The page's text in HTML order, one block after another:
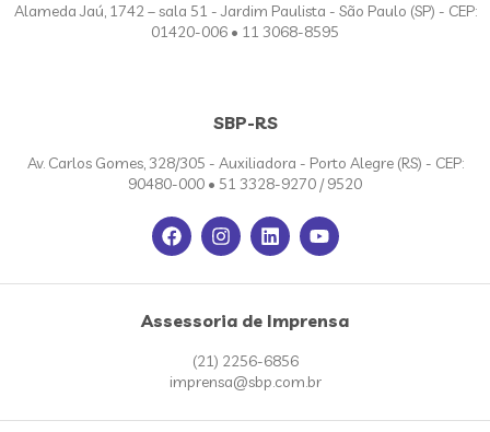
Alameda Jaú, 1742 – sala 51 - Jardim Paulista - São Paulo (SP) - CEP:
01420-006 • 11 3068-8595
SBP-RS
Av. Carlos Gomes, 328/305 - Auxiliadora - Porto Alegre (RS) - CEP:
90480-000 • 51 3328-9270 / 9520
Assessoria de Imprensa
(21) 2256-6856
imprensa@sbp.com.br